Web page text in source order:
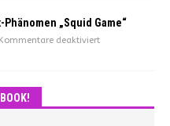
„Squid Game“
Kommentare deaktiviert